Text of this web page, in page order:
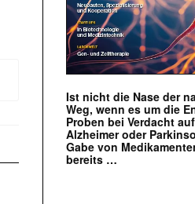
Ist nicht die Nase der
Weg, wenn es um die
Proben bei Verdacht
Alzheimer oder
Gabe von
bereits …